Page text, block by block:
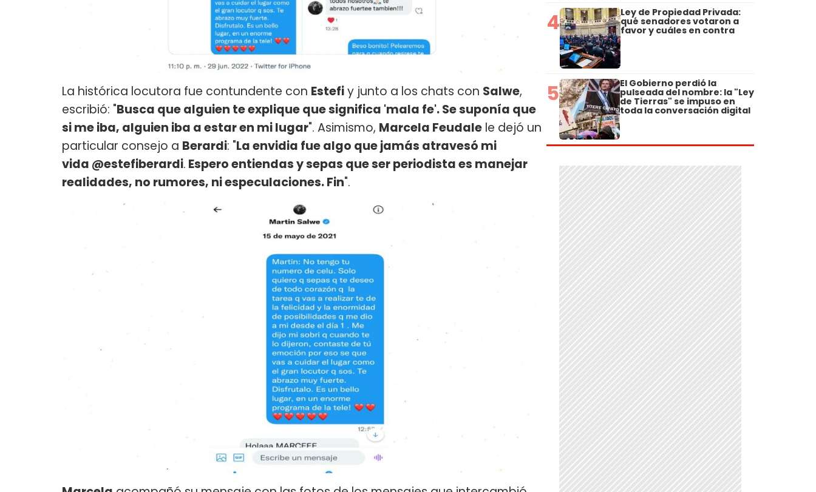
La histórica locutora fue contundente con Estefiy junto a los chats con Salwe,
escribió: "Busca que alguien te explique que significa 'mala fe'. Se suponía que
si me iba, alguien iba a estar en mi lugar". Asimismo, Marcela Feudale le dejó un
particular consejo a Berardi: "La envidia fue algo que jamás atravesó mi
vida @estefiberardi. Espero entiendas y sepas que ser periodista es manejar
realidades, no rumores, ni especulaciones. Fin".
4 Ley de Propiedad Privada:
qué senadores votaron a
favor y cuáles en contra
5 El Gobierno perdió la
pulseada del nombre: la "Ley
de Tierras" se impuso en
toda la conversación digital